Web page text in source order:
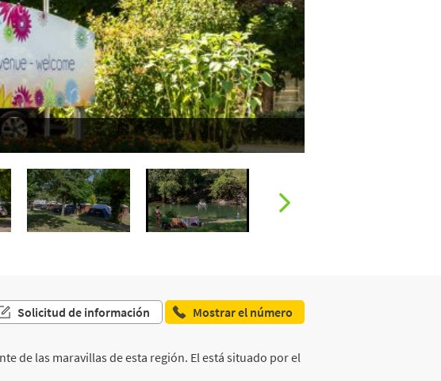
Solicitud de información Mostrar el número
de las maravillas de esta región. El está situado por el